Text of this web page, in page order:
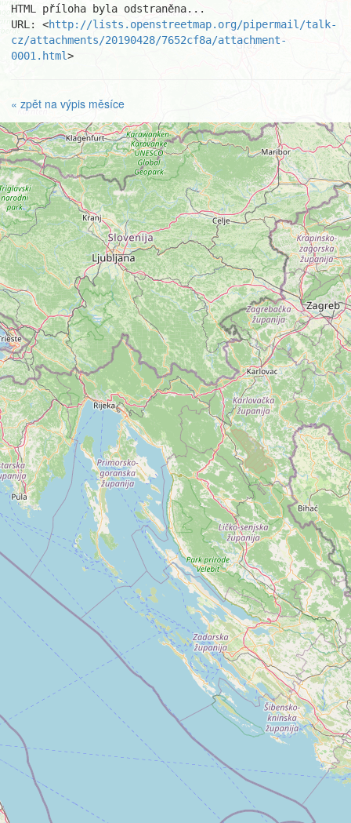
HTML příloha byla odstraněna...
URL: <http://lists.openstreetmap.org/pipermail/talk-
cz/attachments/20190428/7652cf8a/attachment-
0001.html>
« zpět na výpis měsíce